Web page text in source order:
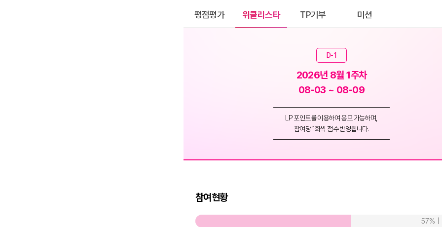
평점평가 위클리스타 TP기부 미션
D-1
2026년 8월 1주차
08-03 ~ 08-09
LP 포인트를 이용하여 응모 가능하며,
참여당 1회씩 점수 반영됩니다.
참여현황
57